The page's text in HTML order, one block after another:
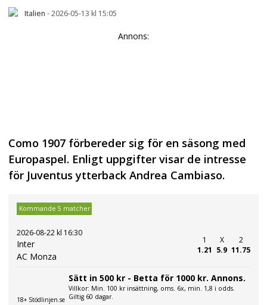
Italien -2026-05-13 kl 15:05
Annons:
Como 1907 förbereder sig för en säsong med
Europaspel. Enligt uppgifter visar de intresse
för Juventus ytterback Andrea Cambiaso.
Kommande 5 matcher
2026-08-22 kl 16:30
Inter
AC Monza
1
1.21
X
5.9
2
11.75
18+ Stödlinjen.se
Sätt in 500 kr - Betta för 1000 kr. Annons.
Villkor: Min. 100 kr insättning, oms. 6x, min. 1,8 i odds.
Giltig 60 dagar.